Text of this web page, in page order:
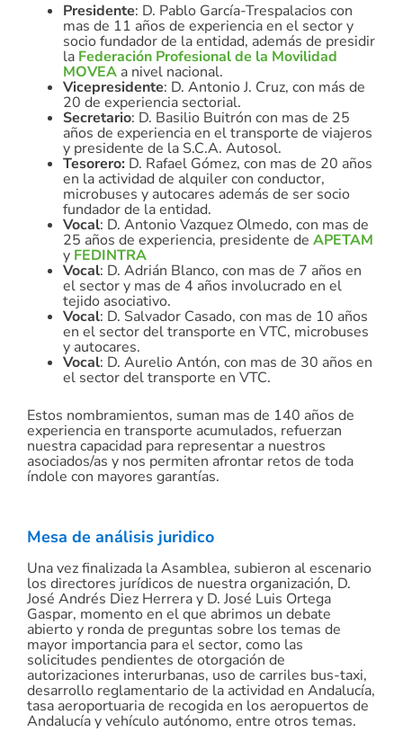
Presidente: D. Pablo García-Trespalacios con
mas de 11 años de experiencia en el sector y
socio fundador de la entidad, además de presidir
la Federación Profesional de la Movilidad
MOVEA a nivel nacional.
Vicepresidente: D. Antonio J. Cruz, con más de
20 de experiencia sectorial.
Secretario: D. Basilio Buitrón con mas de 25
años de experiencia en el transporte de viajeros
y presidente de la S.C.A. Autosol.
Tesorero: D. Rafael Gómez, con mas de 20 años
en la actividad de alquiler con conductor,
microbuses y autocares además de ser socio
fundador de la entidad.
Vocal: D. Antonio Vazquez Olmedo, con mas de
25 años de experiencia, presidente de APETAM
y FEDINTRA
Vocal: D. Adrián Blanco, con mas de 7 años en
el sector y mas de 4 años involucrado en el
tejido asociativo.
Vocal: D. Salvador Casado, con mas de 10 años
en el sector del transporte en VTC, microbuses
y autocares.
Vocal: D. Aurelio Antón, con mas de 30 años en
el sector del transporte en VTC.
Estos nombramientos, suman mas de 140 años de
experiencia en transporte acumulados, refuerzan
nuestra capacidad para representar a nuestros
asociados/as y nos permiten afrontar retos de toda
índole con mayores garantías.
Mesa de análisis juridico
Una vez finalizada la Asamblea, subieron al escenario
los directores jurídicos de nuestra organización, D.
José Andrés Diez Herrera y D. José Luis Ortega
Gaspar, momento en el que abrimos un debate
abierto y ronda de preguntas sobre los temas de
mayor importancia para el sector, como las
solicitudes pendientes de otorgación de
autorizaciones interurbanas, uso de carriles bus-taxi,
desarrollo reglamentario de la actividad en Andalucía,
tasa aeroportuaria de recogida en los aeropuertos de
Andalucía y vehículo autónomo, entre otros temas.